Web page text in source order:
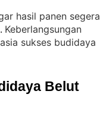
hasil panen segera
. Keberlangsungan
sukses budidaya
Belut